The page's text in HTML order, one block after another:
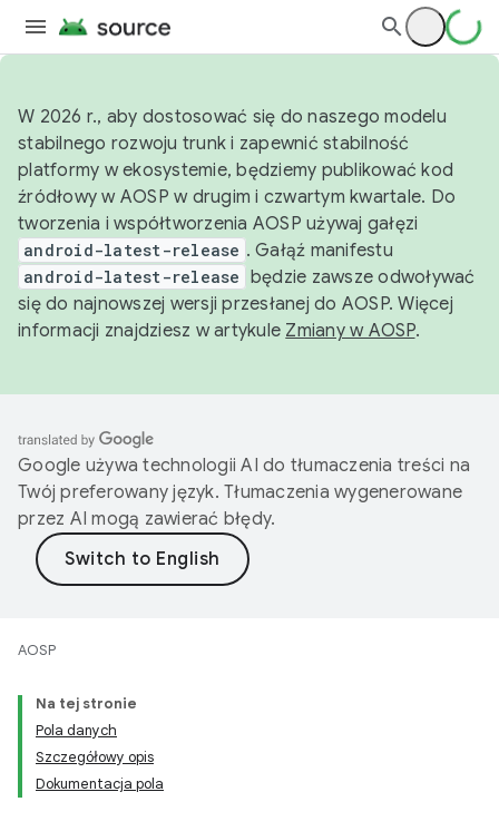
W 2026 r., aby dostosować się do naszego modelu
stabilnego rozwoju trunk i zapewnić stabilność
platformy w ekosystemie, będziemy publikować kod
źródłowy w AOSP w drugim i czwartym kwartale. Do
tworzenia i współtworzenia AOSP używaj gałęzi
android-latest-release . Gałąź manifestu
android-latest-release będzie zawsze odwoływać
się do najnowszej wersji przesłanej do AOSP. Więcej
informacji znajdziesz w artykule Zmiany w AOSP.
Google używa technologii AI do tłumaczenia treści na
Twój preferowany język. Tłumaczenia wygenerowane
przez AI mogą zawierać błędy.
AOSP
Na tej stronie
Pola danych
Szczegółowy opis
Dokumentacja pola